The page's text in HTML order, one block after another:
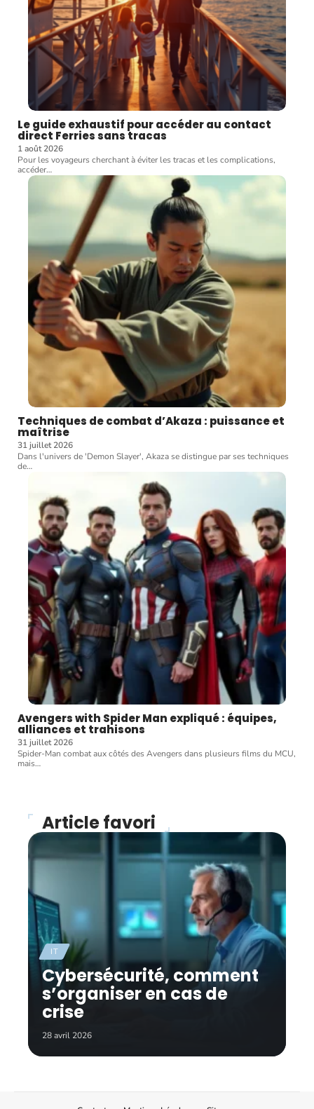
Le guide exhaustif pour accéder au contact
direct Ferries sans tracas
1 août 2026
Pour les voyageurs cherchant à éviter les tracas et les complications,
accéder…
Techniques de combat d’Akaza : puissance et
maîtrise
31 juillet 2026
Dans l'univers de 'Demon Slayer', Akaza se distingue par ses techniques
de…
Avengers with Spider Man expliqué : équipes,
alliances et trahisons
31 juillet 2026
Spider-Man combat aux côtés des Avengers dans plusieurs films du MCU,
mais…
Article favori
IT
Cybersécurité, comment
s’organiser en cas de
crise
28 avril 2026